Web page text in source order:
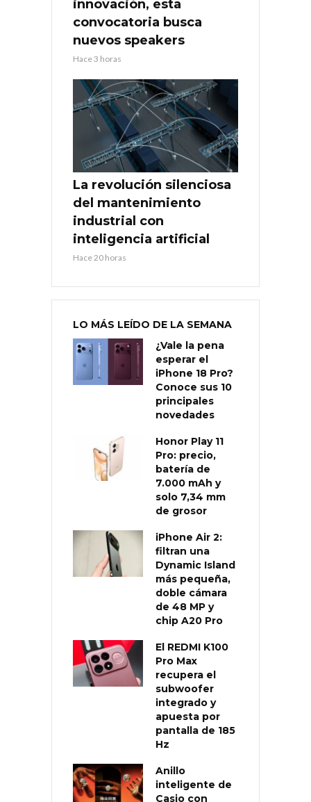
innovación, esta
convocatoria busca
nuevos speakers
Hace 3 horas
La revolución silenciosa
del mantenimiento
industrial con
inteligencia artificial
Hace 20 horas
LO MÁS LEÍDO DE LA SEMANA
¿Vale la pena
esperar el
iPhone 18 Pro?
Conoce sus 10
principales
novedades
Honor Play 11
Pro: precio,
batería de
7.000 mAh y
solo 7,34 mm
de grosor
iPhone Air 2:
filtran una
Dynamic Island
más pequeña,
doble cámara
de 48 MP y
chip A20 Pro
El REDMI K100
Pro Max
recupera el
subwoofer
integrado y
apuesta por
pantalla de 185
Hz
Anillo
inteligente de
Casio con